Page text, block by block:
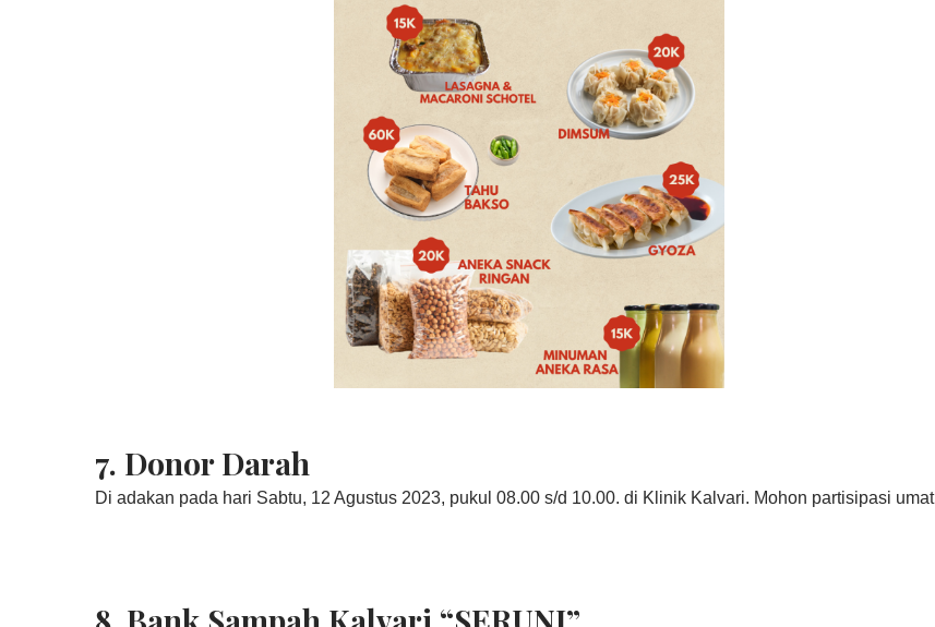
7. Donor Darah
Di adakan pada hari Sabtu, 12 Agustus 2023, pukul 08.00 s/d 10.00. di Klinik Kalvari. Mohon partisipasi umat